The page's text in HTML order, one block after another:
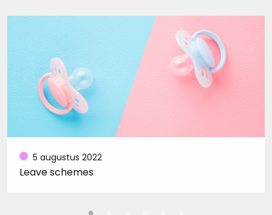
5 augustus 2022
Leave schemes